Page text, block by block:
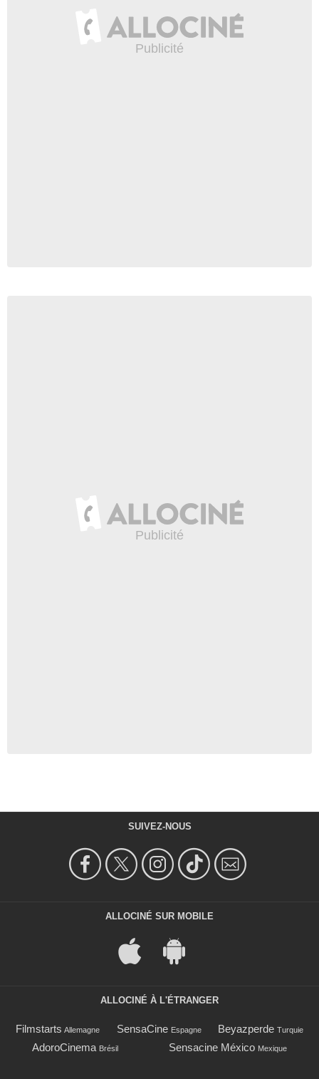
SUIVEZ-NOUS
ALLOCINÉ SUR MOBILE
ALLOCINÉ À L'ÉTRANGER
Filmstarts Allemagne SensaCine Espagne Beyazperde Turquie
AdoroCinema Brésil Sensacine México Mexique